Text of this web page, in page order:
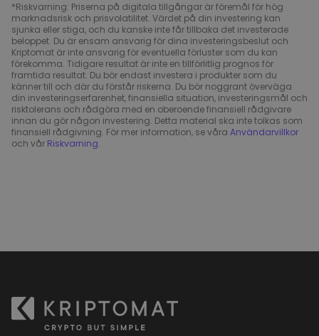
*Riskvarning: Priserna på digitala tillgångar är föremål för hög
marknadsrisk och prisvolatilitet. Värdet på din investering kan
sjunka eller stiga, och du kanske inte får tillbaka det investerade
beloppet. Du är ensam ansvarig för dina investeringsbeslut och
Kriptomat är inte ansvarig för eventuella förluster som du kan
förekomma. Tidigare resultat är inte en tillförlitlig prognos för
framtida resultat. Du bör endast investera i produkter som du
känner till och där du förstår riskerna. Du bör noggrant överväga
din investeringserfarenhet, finansiella situation, investeringsmål och
risktolerans och rådgöra med en oberoende finansiell rådgivare
innan du gör någon investering. Detta material ska inte tolkas som
finansiell rådgivning. För mer information, se våra Användarvillkor
och vår Riskvarning.